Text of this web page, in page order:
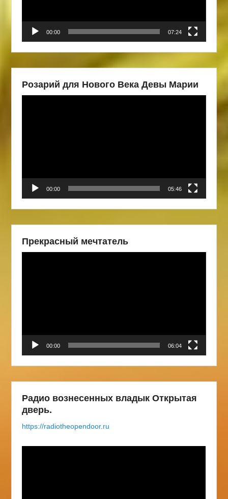
00:00 07:24
Розарий для Нового Века Девы Марии
00:00 05:46
Прекрасный мечтатель
00:00 06:04
Радио вознесенных владык Открытая
дверь.
https://radiotheopendoor.ru